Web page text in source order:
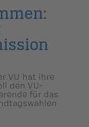
VU hat ihre
den VU-
für das